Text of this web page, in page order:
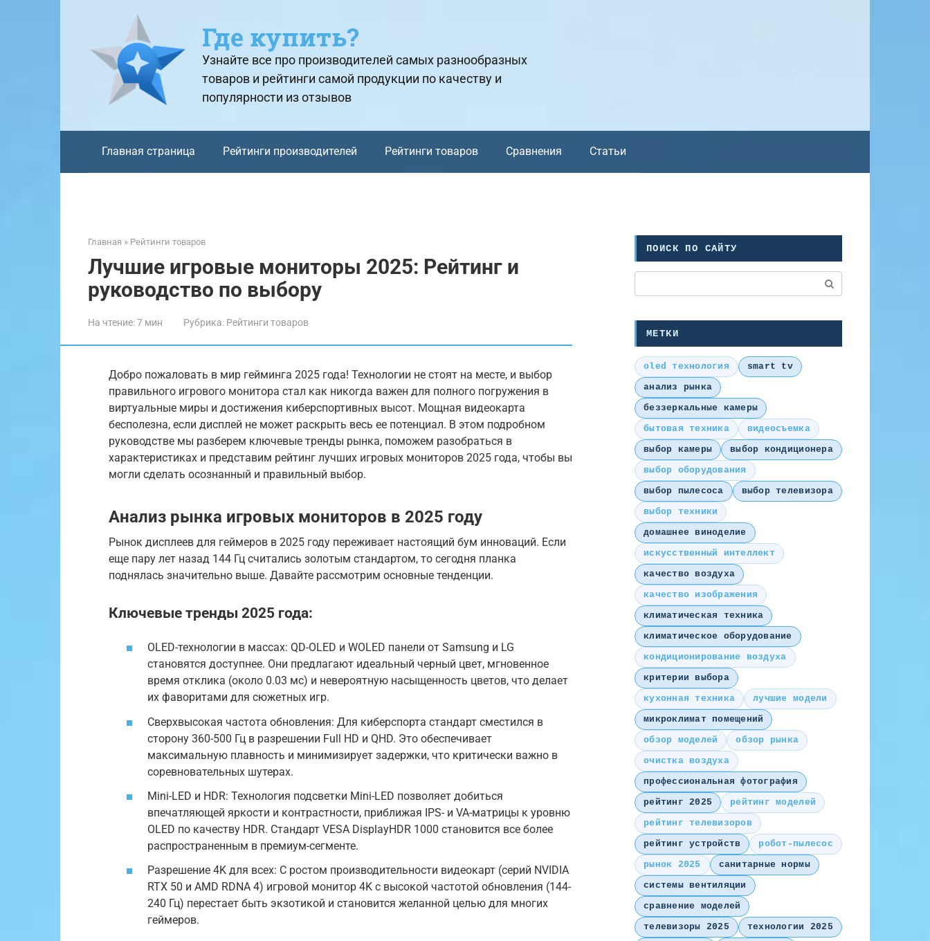
Где купить?
Узнайте все про производителей самых разнообразных
товаров и рейтинги самой продукции по качеству и
популярности из отзывов
Главная страница Рейтинги производителей Рейтинги товаров Сравнения Статьи
Главная » Рейтинги товаров
Лучшие игровые мониторы 2025: Рейтинг и
руководство по выбору
На чтение:7 мин Рубрика: Рейтинги товаров
Добро пожаловать в мир гейминга 2025 года! Технологии не стоят на месте, и выбор
правильного игрового монитора стал как никогда важен для полного погружения в
виртуальные миры и достижения киберспортивных высот. Мощная видеокарта
бесполезна, если дисплей не может раскрыть весь ее потенциал. В этом подробном
руководстве мы разберем ключевые тренды рынка, поможем разобраться в
характеристиках и представим рейтинг лучших игровых мониторов 2025 года, чтобы вы
могли сделать осознанный и правильный выбор.
Анализ рынка игровых мониторов в 2025 году
Рынок дисплеев для геймеров в 2025 году переживает настоящий бум инноваций. Если
еще пару лет назад 144 Гц считались золотым стандартом, то сегодня планка
поднялась значительно выше. Давайте рассмотрим основные тенденции.
Ключевые тренды 2025 года:
OLED-технологии в массах: QD-OLED и WOLED панели от Samsung и LG
становятся доступнее. Они предлагают идеальный черный цвет, мгновенное
время отклика (около 0.03 мс) и невероятную насыщенность цветов, что делает
их фаворитами для сюжетных игр.
Сверхвысокая частота обновления: Для киберспорта стандарт сместился в
сторону 360-500 Гц в разрешении Full HD и QHD. Это обеспечивает
максимальную плавность и минимизирует задержки, что критически важно в
соревновательных шутерах.
Mini-LED и HDR: Технология подсветки Mini-LED позволяет добиться
впечатляющей яркости и контрастности, приближая IPS- и VA-матрицы к уровню
OLED по качеству HDR. Стандарт VESA DisplayHDR 1000 становится все более
распространенным в премиум-сегменте.
Разрешение 4K для всех: С ростом производительности видеокарт (серий NVIDIA
RTX 50 и AMD RDNA 4) игровой монитор 4K с высокой частотой обновления (144-
240 Гц) перестает быть экзотикой и становится желанной целью для многих
геймеров.
ПОИСК ПО САЙТУ
МЕТКИ
oled технология
smart tv
анализ рынка
беззеркальные камеры
бытовая техника
видеосъемка
выбор камеры
выбор кондиционера
выбор оборудования
выбор пылесоса
выбор телевизора
выбор техники
домашнее виноделие
искусственный интеллект
качество воздуха
качество изображения
климатическая техника
климатическое оборудование
кондиционирование воздуха
критерии выбора
кухонная техника
лучшие модели
микроклимат помещений
обзор моделей
обзор рынка
очистка воздуха
профессиональная фотография
рейтинг 2025
рейтинг моделей
рейтинг телевизоров
рейтинг устройств
робот-пылесос
рынок 2025
санитарные нормы
системы вентиляции
сравнение моделей
телевизоры 2025
технологии 2025